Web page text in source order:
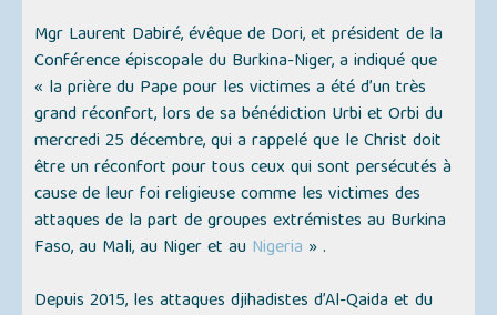
Mgr Laurent Dabiré, évêque de Dori, et président de la
Conférence épiscopale du Burkina-Niger, a indiqué que
« la prière du Pape pour les victimes a été d’un très
grand réconfort, lors de sa bénédiction Urbi et Orbi du
mercredi 25 décembre, qui a rappelé que le Christ doit
être un réconfort pour tous ceux qui sont persécutés à
cause de leur foi religieuse comme les victimes des
attaques de la part de groupes extrémistes au Burkina
Faso, au Mali, au Niger et au Nigeria ».
Depuis 2015, les attaques djihadistes d’Al-Qaida et du